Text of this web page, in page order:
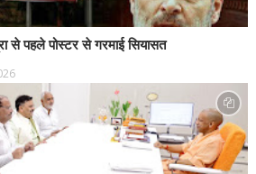
से पहले पोस्टर से गरमाई सियासत